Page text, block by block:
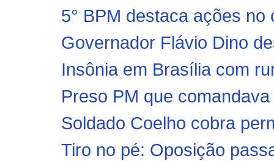
5° BPM destaca ações
Governador Flávio Dino
Insônia em Brasília com
Preso PM que
Soldado Coelho cobra
Tiro no pé: Oposição